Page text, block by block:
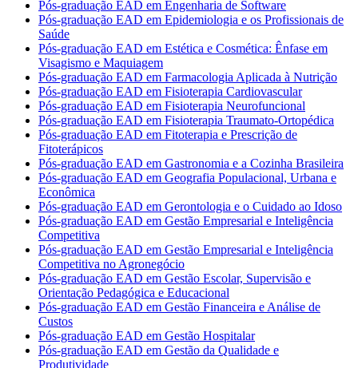
Pós-graduação EAD em Engenharia de Software
Pós-graduação EAD em Epidemiologia e os Profissionais de
Saúde
Pós-graduação EAD em Estética e Cosmética: Ênfase em
Visagismo e Maquiagem
Pós-graduação EAD em Farmacologia Aplicada à Nutrição
Pós-graduação EAD em Fisioterapia Cardiovascular
Pós-graduação EAD em Fisioterapia Neurofuncional
Pós-graduação EAD em Fisioterapia Traumato-Ortopédica
Pós-graduação EAD em Fitoterapia e Prescrição de
Fitoterápicos
Pós-graduação EAD em Gastronomia e a Cozinha Brasileira
Pós-graduação EAD em Geografia Populacional, Urbana e
Econômica
Pós-graduação EAD em Gerontologia e o Cuidado ao Idoso
Pós-graduação EAD em Gestão Empresarial e Inteligência
Competitiva
Pós-graduação EAD em Gestão Empresarial e Inteligência
Competitiva no Agronegócio
Pós-graduação EAD em Gestão Escolar, Supervisão e
Orientação Pedagógica e Educacional
Pós-graduação EAD em Gestão Financeira e Análise de
Custos
Pós-graduação EAD em Gestão Hospitalar
Pós-graduação EAD em Gestão da Qualidade e
Produtividade